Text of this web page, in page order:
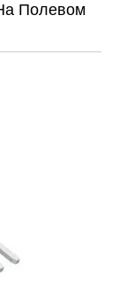
Полевом